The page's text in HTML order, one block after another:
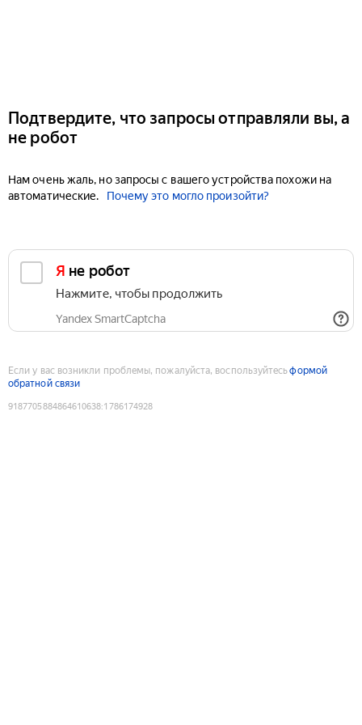
Подтвердите, что запросы отправляли вы, а
не робот
Нам очень жаль, но запросы с вашего устройства похожи на
автоматические.
Почему это могло произойти?
Я не робот
Нажмите, чтобы продолжить
Yandex SmartCaptcha
Если у вас возникли проблемы, пожалуйста, воспользуйтесьформой
обратной связи
9187705884864610638:1786174928